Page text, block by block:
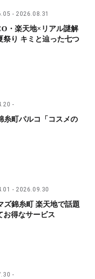
2026.08.31
・楽天地×リアル謎解
祭り キミと辿った七つ
糸町パルコ「コスメの
2026.09.30
ズ錦糸町 楽天地で話題
お得なサービス